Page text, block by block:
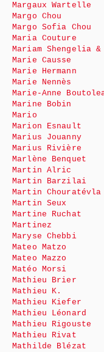
Margaux Wartelle
Margo Chou
Margo Sofia Chou
Maria Couture
Mariam Shengelia
Marie Causse
Marie Hermann
Marie Nennès
Marie-Anne
Marine Bobin
Mario
Marion Esnault
Marius Jouanny
Marius Rivière
Marlène Benquet
Martin Alric
Martin Barzilai
Martin Chouratévla
Martin Seux
Martine Ruchat
Martinez
Maryse Chebbi
Mateo Matzo
Mateo Mazzo
Matéo Morsi
Mathieu Brier
Mathieu K.
Mathieu Kiefer
Mathieu Léonard
Mathieu Rigouste
Mathieu Rivat
Mathilde Blézat